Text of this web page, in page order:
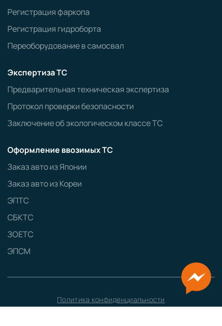
Регистрация фаркопа
Регистрация гидроборта
Переоборудование в самосвал
Экспертиза ТС
Предварительная техническая экспертиза
Протокол проверки безопасности
Заключение об экологическом классе ТС
Оформление ввозимых ТС
Заказ авто из Японии
Заказ авто из Кореи
ЭПТС
СБКТС
ЗОЕТС
ЭПСМ
Политика конфиденциальности
GRAMPUS